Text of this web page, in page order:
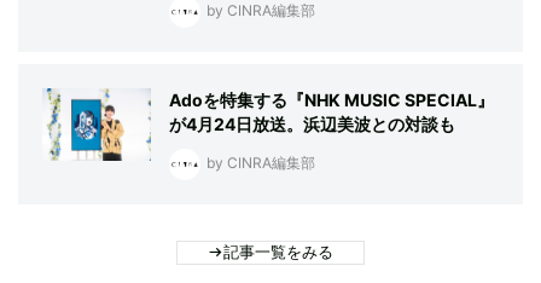
by CINRA編集部
Adoを特集する『NHK MUSIC SPECIAL』
が4月24日放送。浜辺美波との対談も
by CINRA編集部
記事一覧をみる